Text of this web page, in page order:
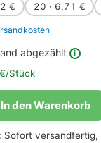
€ 20 · 6,71 €
abgezählt i
Stück
In den Warenkorb
Sofort